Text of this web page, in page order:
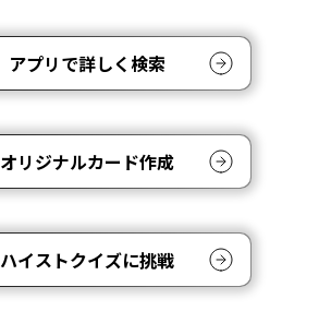
アプリで詳しく検索
オリジナルカード作成
ハイストクイズに挑戦